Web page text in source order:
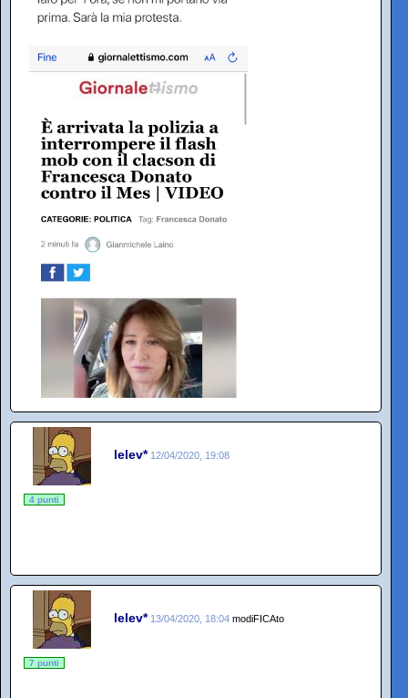
lelev* 12/04/2020, 19:08
4 punti
lelev* 13/04/2020, 18:04 modiFICAto
7 punti